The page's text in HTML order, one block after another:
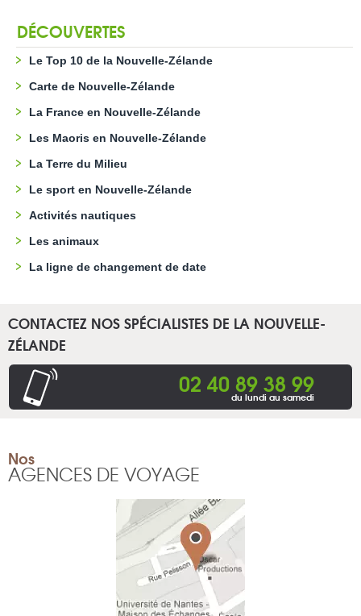
DÉCOUVERTES
Le Top 10 de la Nouvelle-Zélande
Carte de Nouvelle-Zélande
La France en Nouvelle-Zélande
Les Maoris en Nouvelle-Zélande
La Terre du Milieu
Le sport en Nouvelle-Zélande
Activités nautiques
Les animaux
La ligne de changement de date
CONTACTEZ NOS SPÉCIALISTES DE LA NOUVELLE-
ZÉLANDE
02 40 89 38 99
du lundi au samedi
Nos
AGENCES DE VOYAGE